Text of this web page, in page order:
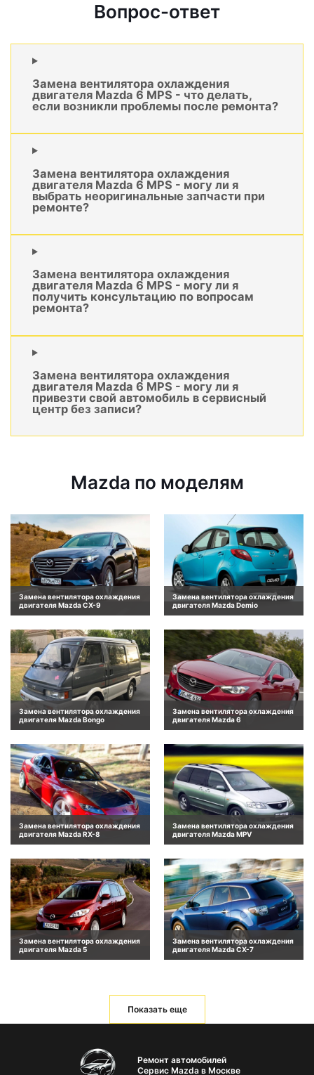
Вопрос-ответ
Замена вентилятора охлаждения
двигателя Mazda 6 MPS - что делать,
если возникли проблемы после ремонта?
Замена вентилятора охлаждения
двигателя Mazda 6 MPS - могу ли я
выбрать неоригинальные запчасти при
ремонте?
Замена вентилятора охлаждения
двигателя Mazda 6 MPS - могу ли я
получить консультацию по вопросам
ремонта?
Замена вентилятора охлаждения
двигателя Mazda 6 MPS - могу ли я
привезти свой автомобиль в сервисный
центр без записи?
Mazda по моделям
Замена вентилятора охлаждения
двигателя Mazda CX-9
Замена вентилятора охлаждения
двигателя Mazda Demio
Замена вентилятора охлаждения
двигателя Mazda Bongo
Замена вентилятора охлаждения
двигателя Mazda 6
Замена вентилятора охлаждения
двигателя Mazda RX-8
Замена вентилятора охлаждения
двигателя Mazda MPV
Замена вентилятора охлаждения
двигателя Mazda 5
Замена вентилятора охлаждения
двигателя Mazda CX-7
Показать еще
Ремонт автомобилей
Сервис Mazda в Москве